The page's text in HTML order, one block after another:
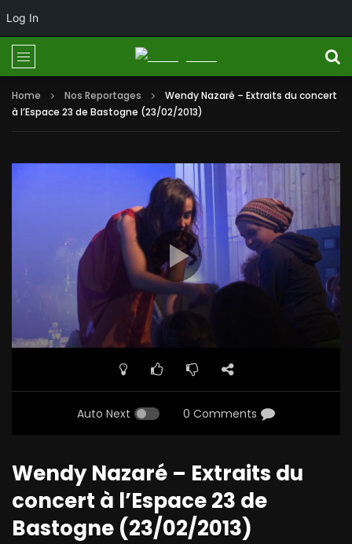
Log In
Home Nos Reportages
Wendy Nazaré – Extraits du concert
à l’Espace 23 de Bastogne (23/02/2013)
Auto Next 0 Comments
Wendy Nazaré – Extraits du
concert à l’Espace 23 de
Bastogne (23/02/2013)